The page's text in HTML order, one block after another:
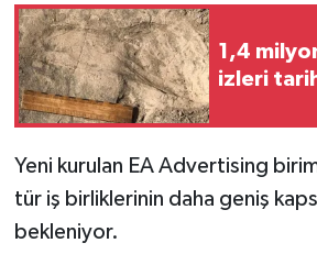
1,4
izleri
Yeni kurulan EA Advertising
tür iş birliklerinin daha geniş
bekleniyor.
Tavşanlı
Teknoloji
Video Galeri